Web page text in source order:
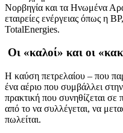
Νορβηγία και τα Ηνωμένα
εταιρείες ενέργειας όπως η
TotalEnergies.
Οι «καλοί» και οι
Η καύση πετρελαίου – που
ένα αέριο που συμβάλλει
πρακτική που συνηθίζεται
από το να συλλέγεται, να
πωλείται.